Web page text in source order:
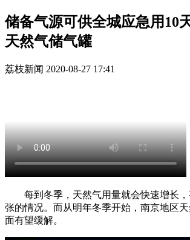
储备气源可供全城应急用10
天然气储气罐
荔枝新闻 2020-08-27 17:41
每到冬季，天然气用量就会快速增长
张的情况。而从明年冬季开始，南京地区
面有望缓解。